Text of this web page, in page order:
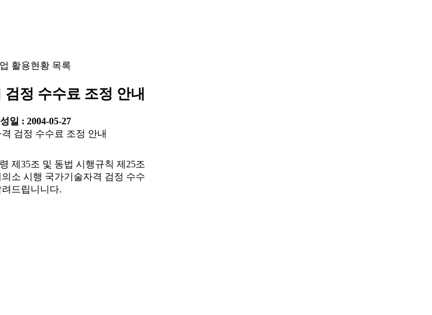
활용현황 목록
정 수수료 조정 안내
일 : 2004-05-27
검정 수수료 조정 안내
제35조 및 동법 시행규칙 제25조
소 시행 국가기술자격 검정 수수
드립니니다.